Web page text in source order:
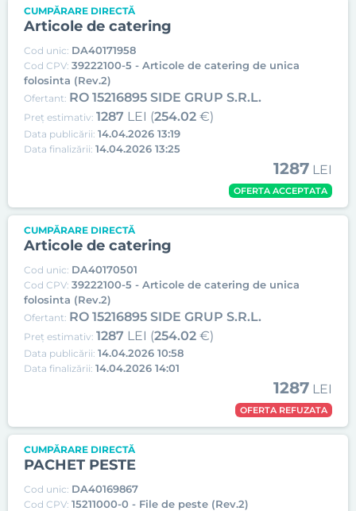
CUMPĂRARE DIRECTĂ
Articole de catering
Cod unic: DA40171958
Cod CPV: 39222100-5 - Articole de catering de unica
folosinta (Rev.2)
Ofertant: RO 15216895 SIDE GRUP S.R.L.
Preț estimativ: 1287 LEI (254.02 €)
Data publicării: 14.04.2026 13:19
Data finalizării: 14.04.2026 13:25
1287 LEI
OFERTA ACCEPTATA
CUMPĂRARE DIRECTĂ
Articole de catering
Cod unic: DA40170501
Cod CPV: 39222100-5 - Articole de catering de unica
folosinta (Rev.2)
Ofertant: RO 15216895 SIDE GRUP S.R.L.
Preț estimativ: 1287 LEI (254.02 €)
Data publicării: 14.04.2026 10:58
Data finalizării: 14.04.2026 14:01
1287 LEI
OFERTA REFUZATA
CUMPĂRARE DIRECTĂ
PACHET PESTE
Cod unic: DA40169867
Cod CPV: 15211000-0 - File de peste (Rev.2)